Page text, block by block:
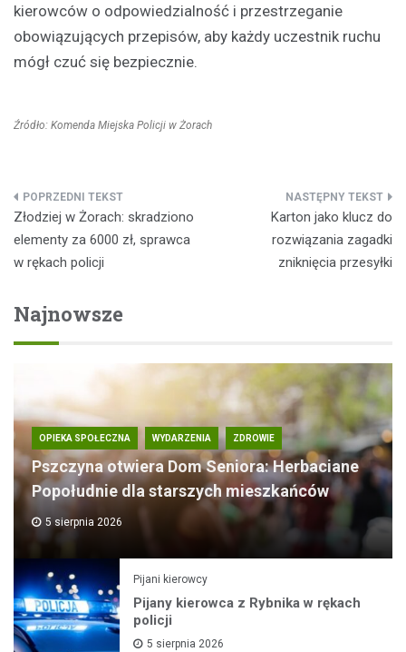
kierowców o odpowiedzialność i przestrzeganie
obowiązujących przepisów, aby każdy uczestnik ruchu
mógł czuć się bezpiecznie.
Źródło: Komenda Miejska Policji w Żorach
Nawigacja
wpisu
Złodziej w Żorach: skradziono
elementy za 6000 zł, sprawca
w rękach policji
Karton jako klucz do
rozwiązania zagadki
zniknięcia przesyłki
Najnowsze
OPIEKA SPOŁECZNA WYDARZENIA ZDROWIE
Pszczyna otwiera Dom Seniora: Herbaciane
Popołudnie dla starszych mieszkańców
5 sierpnia 2026
Pijani kierowcy
Pijany kierowca z Rybnika w rękach
policji
5 sierpnia 2026